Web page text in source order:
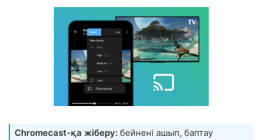
Chromecast-қа жіберу: бейнені ашып, баптау